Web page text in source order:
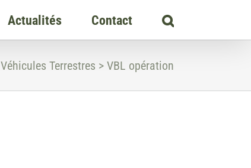
Actualités Contact
Véhicules Terrestres > VBL opération